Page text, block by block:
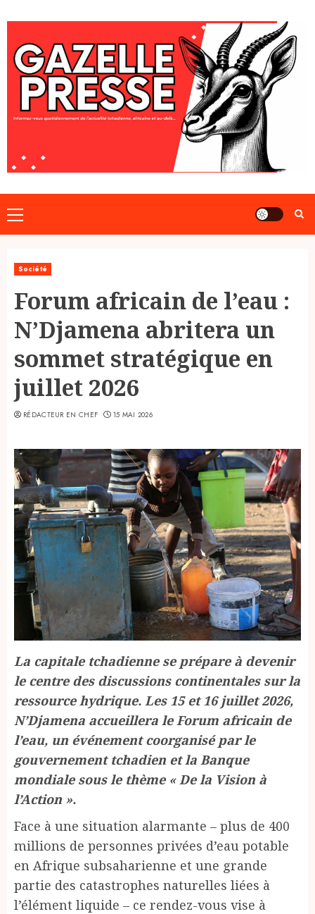
to
content
Primary
Menu
Société
Forum africain de l’eau :
N’Djamena abritera un
sommet stratégique en
juillet 2026
RÉDACTEUR EN CHEF 15 MAI 2026
La capitale tchadienne se prépare à devenir
le centre des discussions continentales sur la
ressource hydrique. Les 15 et 16 juillet 2026,
N’Djamena accueillera le Forum africain de
l’eau, un événement coorganisé par le
gouvernement tchadien et la Banque
mondiale sous le thème « De la Vision à
l’Action ».
Face à une situation alarmante – plus de 400
millions de personnes privées d’eau potable
en Afrique subsaharienne et une grande
partie des catastrophes naturelles liées à
l’élément liquide – ce rendez-vous vise à